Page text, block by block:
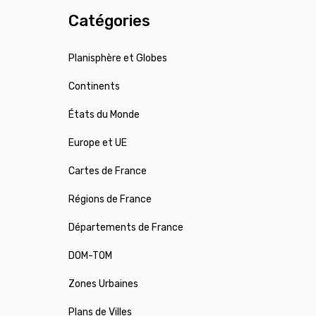
Catégories
Planisphère et Globes
Continents
États du Monde
Europe et UE
Cartes de France
Régions de France
Départements de France
DOM-TOM
Zones Urbaines
Plans de Villes